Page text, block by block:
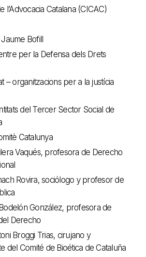
l’Advocacia Catalana (CICAC)
Bofill
per la Defensa dels Drets
– organitzacions per a la justícia
del Tercer Sector Social de
Catalunya
Vaqués, profesora de Derecho
Rovira, sociólogo y profesor de
González, profesora de
Derecho
Broggi Trias, cirujano y
del Comité de Bioética de Cataluña